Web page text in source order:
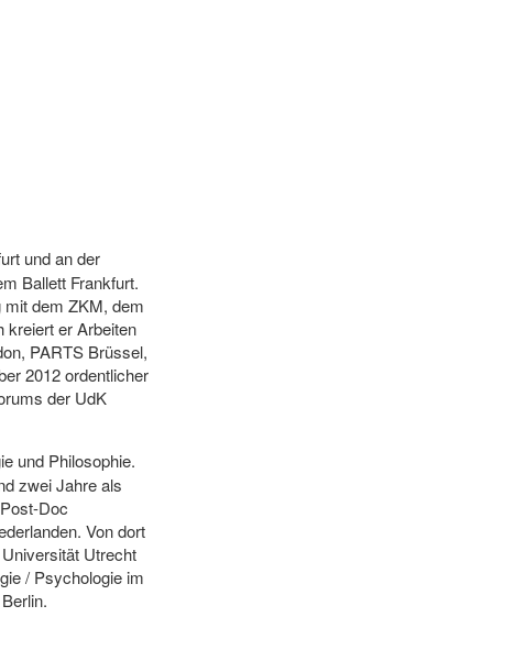
und an der
Ballett Frankfurt.
mit dem ZKM, dem
kreiert er Arbeiten
PARTS Brüssel,
2012 ordentlicher
der UdK
und Philosophie.
zwei Jahre als
Doc
Von dort
Utrecht
/ Psychologie im